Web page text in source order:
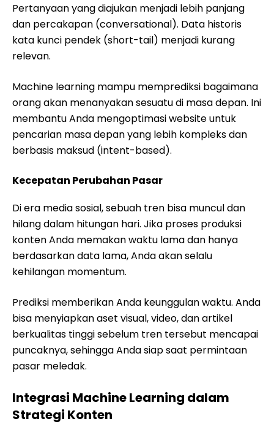
Pertanyaan yang diajukan menjadi lebih panjang
dan percakapan (conversational). Data historis
kata kunci pendek (short-tail) menjadi kurang
relevan.
Machine learning mampu memprediksi bagaimana
orang akan menanyakan sesuatu di masa depan. Ini
membantu Anda mengoptimasi website untuk
pencarian masa depan yang lebih kompleks dan
berbasis maksud (intent-based).
Kecepatan Perubahan Pasar
Di era media sosial, sebuah tren bisa muncul dan
hilang dalam hitungan hari. Jika proses produksi
konten Anda memakan waktu lama dan hanya
berdasarkan data lama, Anda akan selalu
kehilangan momentum.
Prediksi memberikan Anda keunggulan waktu. Anda
bisa menyiapkan aset visual, video, dan artikel
berkualitas tinggi sebelum tren tersebut mencapai
puncaknya, sehingga Anda siap saat permintaan
pasar meledak.
Integrasi Machine Learning dalam
Strategi Konten